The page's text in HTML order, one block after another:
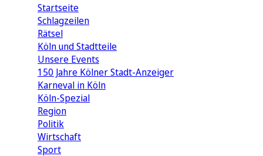
Startseite
Schlagzeilen
Rätsel
Köln und Stadtteile
Unsere Events
150 Jahre Kölner Stadt-Anzeiger
Karneval in Köln
Köln-Spezial
Region
Politik
Wirtschaft
Sport